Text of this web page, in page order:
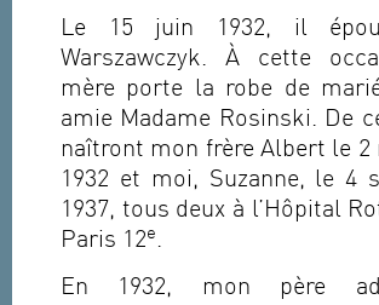
Le 15 juin 1932, il
Warszawczyk. À cette
mère porte la robe de
amie Madame Rosinski. De
naîtront mon frère Albert le 2
1932 et moi, Suzanne, le 4
1937, tous deux à l’Hôpital
Paris 12e.
En 1932, mon père